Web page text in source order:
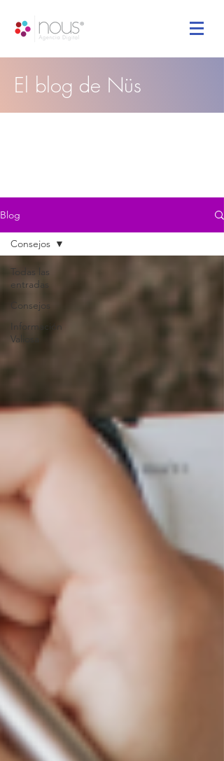
El blog de Nüs
Blog
Todas las
entradas
Consejos
Información
Valiosa
Consejos